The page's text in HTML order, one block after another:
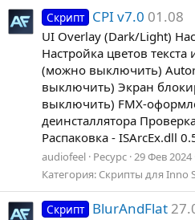
Скрипт CPI v7.0 01.08
UI Overlay (Dark/Light)
Настройка цветов
(можно выключить)
выключить) Экран
выключить) FMX-
деинсталлятора
Распаковка - ISArcEx.dll
audiofeel Ресурс 29 Фев 2024
Категория: Скрипты для Inno
Скрипт BlurAndFlat